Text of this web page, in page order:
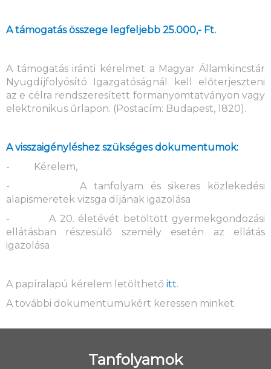
A támogatás összege legfeljebb 25.000,- Ft.
A támogatás iránti kérelmet a Magyar Államkincstár
Nyugdíjfolyósító Igazgatóságnál kell előterjeszteni
az e célra rendszeresített formanyomtatványon vagy
elektronikus űrlapon. (Postacím: Budapest, 1820).
A visszaigényléshez szükséges dokumentumok:
- Kérelem,
- A tanfolyam és sikeres közlekedési
alapismeretek vizsga díjának igazolása
- A 20. életévét betöltött gyermekgondozási
ellátásban részesülő személy esetén az ellátás
igazolása
A papíralapú kérelem letölthető itt.
A további dokumentumukért keressen minket.
Tanfolyamok